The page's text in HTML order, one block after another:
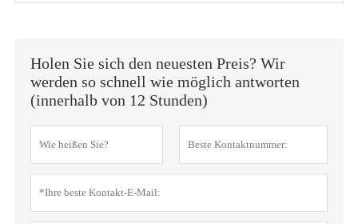
Holen Sie sich den neuesten Preis? Wir
werden so schnell wie möglich antworten
(innerhalb von 12 Stunden)